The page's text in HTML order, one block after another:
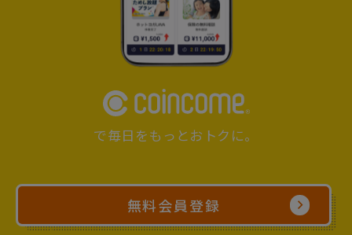
で毎日をもっとおトクに。
無料会員登録